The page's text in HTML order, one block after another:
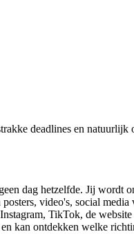
deadlines en
dag hetzelfde. Jij wordt
video's, social
TikTok, de
kan ontdekken welke